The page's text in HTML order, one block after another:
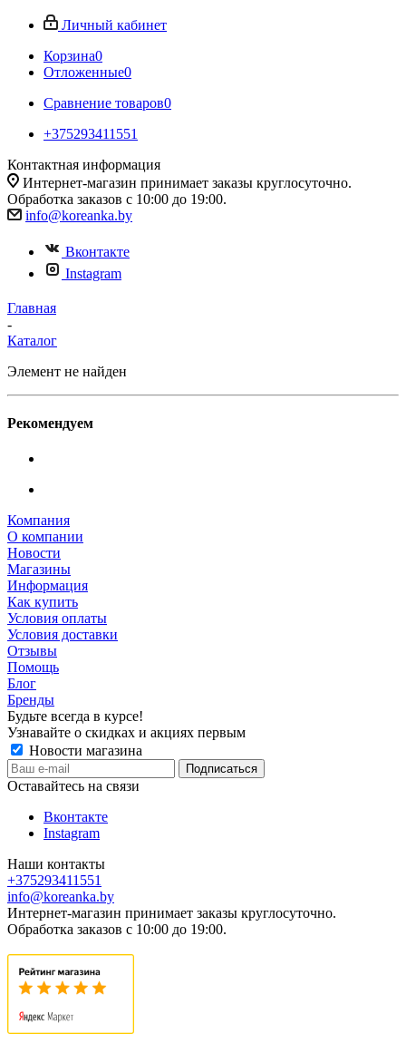
Личный кабинет
Корзина0
Отложенные0
Сравнение товаров0
+375293411551
Контактная информация
Интернет-магазин принимает заказы круглосуточно.
Обработка заказов с 10:00 до 19:00.
info@koreanka.by
Вконтакте
Instagram
Главная
-
Каталог
Элемент не найден
Рекомендуем
Компания
О компании
Новости
Магазины
Информация
Как купить
Условия оплаты
Условия доставки
Отзывы
Помощь
Блог
Бренды
Будьте всегда в курсе!
Узнавайте о скидках и акциях первым
Новости магазина
Оставайтесь на связи
Вконтакте
Instagram
Наши контакты
+375293411551
info@koreanka.by
Интернет-магазин принимает заказы круглосуточно.
Обработка заказов с 10:00 до 19:00.